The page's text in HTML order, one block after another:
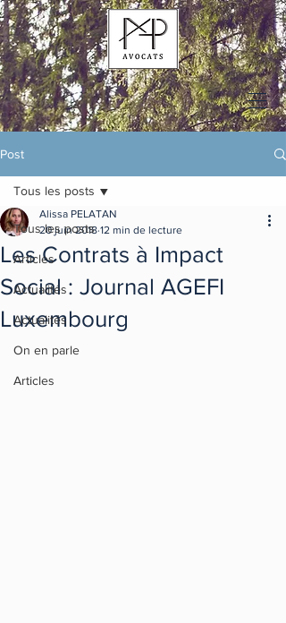
Post
Tous les posts
Articles
Actualités
Actualités
On en parle
Articles
Tous les posts
Les Contrats à Impact
Social : Journal AGEFI
Luxembourg
Alissa PELATAN
20 juin 2018 12 min de lecture